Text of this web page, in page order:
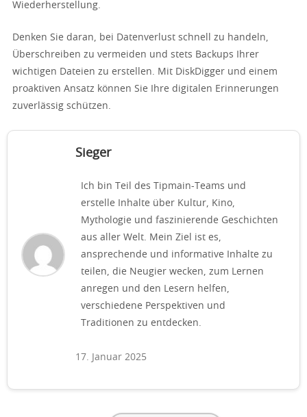
Wiederherstellung.
Denken Sie daran, bei Datenverlust schnell zu handeln,
Überschreiben zu vermeiden und stets Backups Ihrer
wichtigen Dateien zu erstellen. Mit DiskDigger und einem
proaktiven Ansatz können Sie Ihre digitalen Erinnerungen
zuverlässig schützen.
Sieger
Ich bin Teil des Tipmain-Teams und
erstelle Inhalte über Kultur, Kino,
Mythologie und faszinierende Geschichten
aus aller Welt. Mein Ziel ist es,
ansprechende und informative Inhalte zu
teilen, die Neugier wecken, zum Lernen
anregen und den Lesern helfen,
verschiedene Perspektiven und
Traditionen zu entdecken.
17. Januar 2025